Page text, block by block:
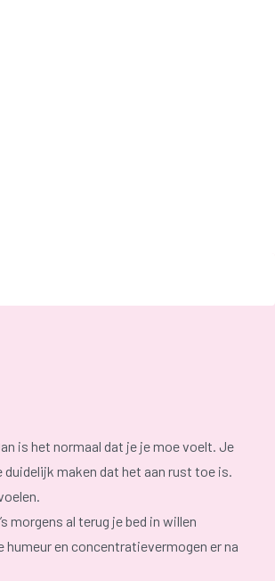
is het normaal dat je je moe voelt. Je
duidelijk maken dat het aan rust toe is.
morgens al terug je bed in willen
en concentratievermogen er na